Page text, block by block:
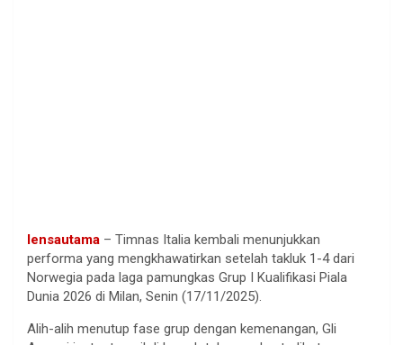
lensautama – Timnas Italia kembali menunjukkan
performa yang mengkhawatirkan setelah takluk 1-4 dari
Norwegia pada laga pamungkas Grup I Kualifikasi Piala
Dunia 2026 di Milan, Senin (17/11/2025).
Alih-alih menutup fase grup dengan kemenangan, Gli